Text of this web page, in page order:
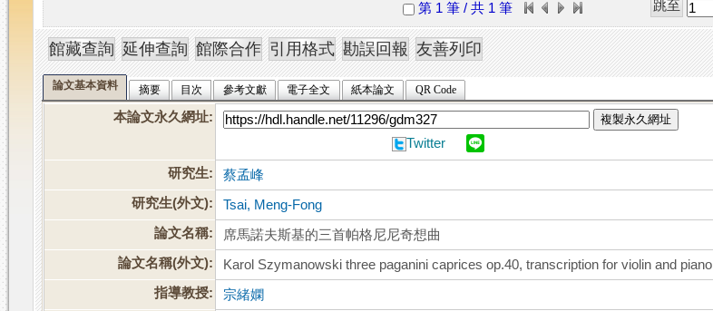
第 1 筆 / 共 1 筆
論文基本資料 摘要 目次 參考文獻 電子全文 紙本論文 QR Code
本論文永久網址: 複製永久網址
Twitter
研究生:
蔡孟峰
研究生(外文):
Tsai, Meng-Fong
論文名稱:
席馬諾夫斯基的三首帕格尼尼奇想曲
論文名稱(外文):
Karol Szymanowski three paganini caprices op.40, transcription for violin and piano
指導教授:
宗緒嫻